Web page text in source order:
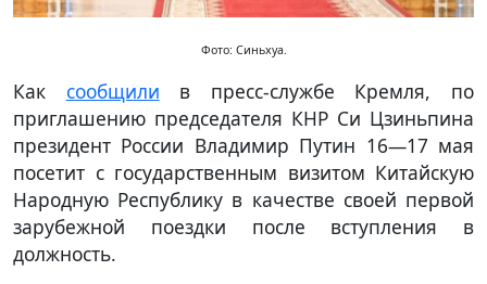
Фото: Синьхуа.
Как сообщили в пресс-службе Кремля, по
приглашению председателя КНР Си Цзиньпина
президент России Владимир Путин 16—17 мая
посетит с государственным визитом Китайскую
Народную Республику в качестве своей первой
зарубежной поездки после вступления в
должность.